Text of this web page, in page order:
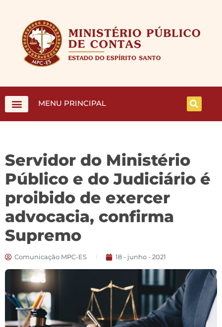
MENU PRINCIPAL
Servidor do Ministério
Público e do Judiciário é
proibido de exercer
advocacia, confirma
Supremo
Comunicação MPC-ES 18 - junho - 2021